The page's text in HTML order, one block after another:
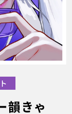
韻きゃ